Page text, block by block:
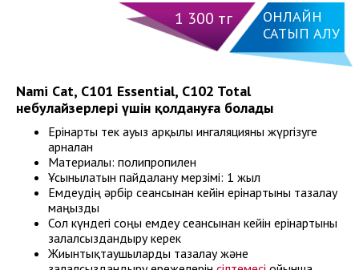
1 300 тг
ОНЛАЙН
САТЫП АЛУ
Nami Cat, C101 Essential, C102 Total
небулайзерлері үшін қолдануға болады
Ерінарты тек ауыз арқылы ингаляцияны жүргізуге
арналған
Материалы: полипропилен
Ұсынылатын пайдалану мерзімі: 1 жыл
Емдеудің әрбір сеансынан кейін ерінартыны тазалау
маңызды
Сол күндегі соңғы емдеу сеансынан кейін ерінартыны
залалсыздандыру керек
Жиынтықтаушыларды тазалау және